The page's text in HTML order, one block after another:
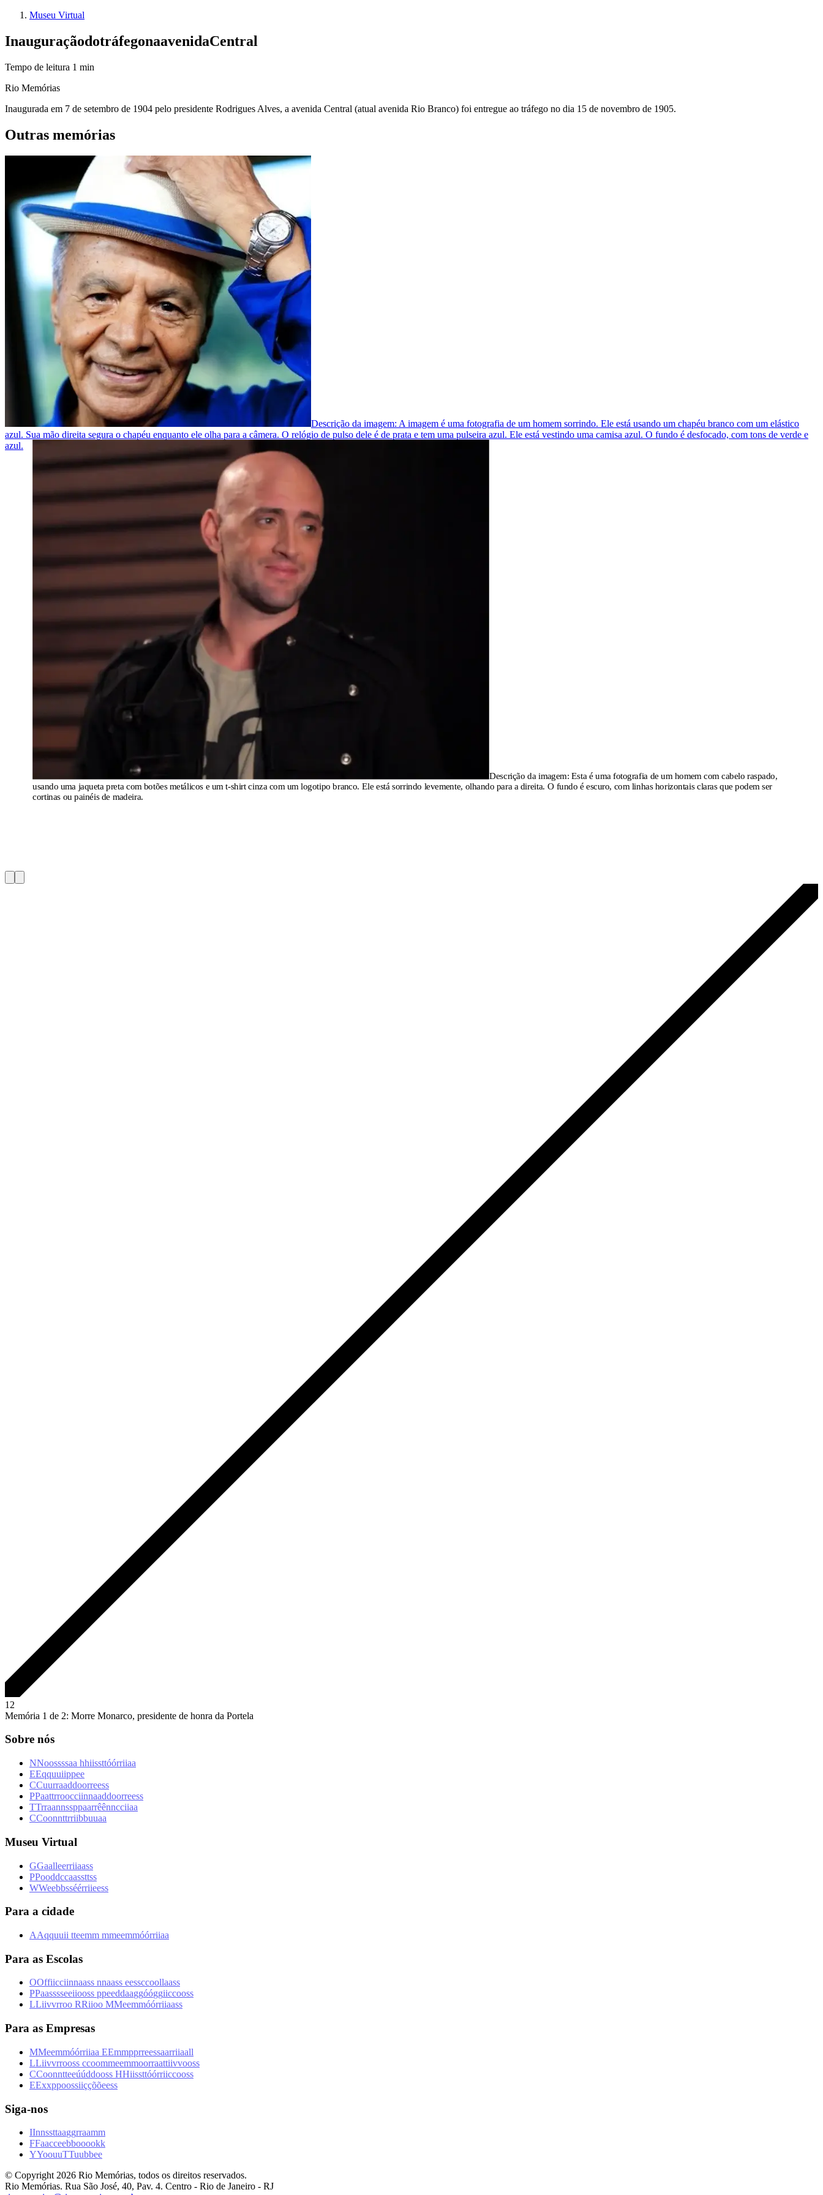
Museu Virtual
InauguraçãodotráfegonaavenidaCentral
Tempo de leitura 1 min
Rio Memórias
Inaugurada em 7 de setembro de 1904 pelo presidente Rodrigues Alves, a avenida Central (atual avenida Rio Branco) foi entregue ao tráfego no dia 15 de novembro de 1905.
Outras memórias
Descrição da imagem: A imagem é uma fotografia de um homem sorrindo. Ele está usando um chapéu branco com um elástico
azul. Sua mão direita segura o chapéu enquanto ele olha para a câmera. O relógio de pulso dele é de prata e tem uma pulseira azul. Ele está vestindo uma camisa azul. O fundo é desfocado, com tons de verde e
azul.
Descrição da imagem: Esta é uma fotografia de um homem com cabelo raspado,
usando uma jaqueta preta com botões metálicos e um t-shirt cinza com um logotipo branco. Ele está sorrindo levemente, olhando para a direita. O fundo é escuro, com linhas horizontais claras que podem ser
cortinas ou painéis de madeira.
1 2
Memória 1 de 2: Morre Monarco, presidente de honra da Portela
Sobre nós
NNoossssaa hhiissttóórriiaa
EEqquuiippee
CCuurraaddoorreess
PPaattrroocciinnaaddoorreess
TTrraannssppaarrêênncciiaa
CCoonnttrriibbuuaa
Museu Virtual
GGaalleerriiaass
PPooddccaassttss
WWeebbsséérriieess
Para a cidade
AAqquuii tteemm mmeemmóórriiaa
Para as Escolas
OOffiicciinnaass nnaass eessccoollaass
PPaasssseeiiooss ppeeddaaggóóggiiccooss
LLiivvrroo RRiioo MMeemmóórriiaass
Para as Empresas
MMeemmóórriiaa EEmmpprreessaarriiaall
LLiivvrrooss ccoommeemmoorraattiivvooss
CCoonntteeúúddooss HHiissttóórriiccooss
EExxppoossiiççõõeess
Siga-nos
IInnssttaaggrraamm
FFaacceebbooookk
YYoouuTTuubbee
© Copyright 2026 Rio Memórias, todos os direitos reservados.
Rio Memórias. Rua São José, 40, Pav. 4. Centro - Rio de Janeiro - RJ